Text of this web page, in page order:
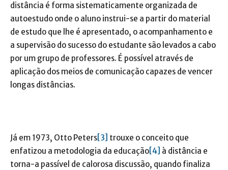
distância é forma sistematicamente organizada de
autoestudo onde o aluno instrui-se a partir do material
de estudo que lhe é apresentado, o acompanhamento e
a supervisão do sucesso do estudante são levados a cabo
por um grupo de professores. É possível através de
aplicação dos meios de comunicação capazes de vencer
longas distâncias.
Já em 1973, Otto Peters [3] trouxe o conceito que
enfatizou a metodologia da educação [4] à distância e
torna-a passível de calorosa discussão, quando finaliza